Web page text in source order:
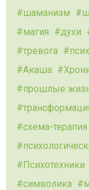
шаманизм
магия
духи
тревога
Акаша
прошлые
схема-терапия
Психотехники
символика